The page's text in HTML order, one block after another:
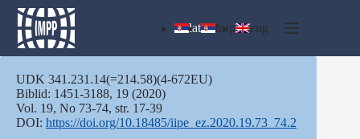
Skip
content
lat ћир eng
UDK 341.231.14(=214.58)(4-672EU)
Biblid: 1451-3188, 19 (2020)
Vol. 19, No 73-74, str. 17-39
DOI: https://doi.org/10.18485/iipe_ez.2020.19.73_74.2